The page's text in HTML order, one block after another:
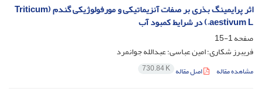
اثر پرایمینگ بذری بر صفات آنزیماتیکی و مورفولوژیکی گندم (Triticum
aestivum L.) در شرایط کمبود آب
صفحه1-15
فریبرز شکاری؛ امین عباسی؛ عبدالله جوانمرد
مشاهده مقاله اصل مقاله 730.84 K